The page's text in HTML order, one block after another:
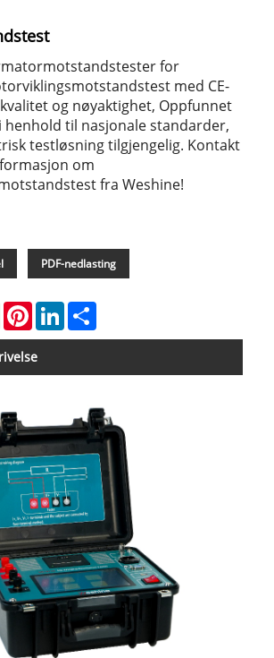
for
med CE-
og nøyaktighet, Oppfunnet
til nasjonale standarder,
testløsning tilgjengelig. Kontakt
om
fra Weshine!
PDF-nedlasting
WhatsAppPinterestLinkedIn